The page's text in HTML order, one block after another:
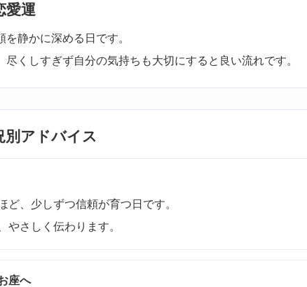
愛運
静かに深める日です。
くしすぎず自分の気持ちも大切にすると良い流れです。
別アドバイス
ど、少しずつ信頼が育つ日です。
やさしく伝わります。
座へ